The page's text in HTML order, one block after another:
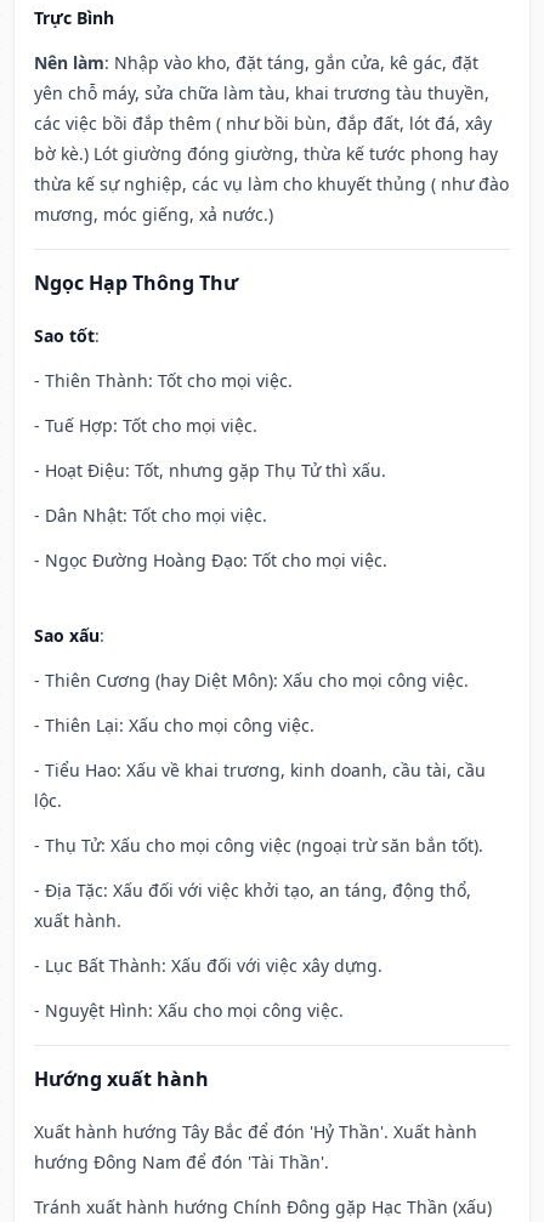
Trực Bình
Nên làm: Nhập vào kho, đặt táng, gắn cửa, kê gác, đặt
yên chỗ máy, sửa chữa làm tàu, khai trương tàu thuyền,
các việc bồi đắp thêm ( như bồi bùn, đắp đất, lót đá, xây
bờ kè.) Lót giường đóng giường, thừa kế tước phong hay
thừa kế sự nghiệp, các vụ làm cho khuyết thủng ( như đào
mương, móc giếng, xả nước.)
Ngọc Hạp Thông Thư
Sao tốt:
- Thiên Thành: Tốt cho mọi việc.
- Tuế Hợp: Tốt cho mọi việc.
- Hoạt Điệu: Tốt, nhưng gặp Thụ Tử thì xấu.
- Dân Nhật: Tốt cho mọi việc.
- Ngọc Đường Hoàng Đạo: Tốt cho mọi việc.
Sao xấu:
- Thiên Cương (hay Diệt Môn): Xấu cho mọi công việc.
- Thiên Lại: Xấu cho mọi công việc.
- Tiểu Hao: Xấu về khai trương, kinh doanh, cầu tài, cầu
lộc.
- Thụ Tử: Xấu cho mọi công việc (ngoại trừ săn bắn tốt).
- Địa Tặc: Xấu đối với việc khởi tạo, an táng, động thổ,
xuất hành.
- Lục Bất Thành: Xấu đối với việc xây dựng.
- Nguyệt Hình: Xấu cho mọi công việc.
Hướng xuất hành
Xuất hành hướng Tây Bắc để đón 'Hỷ Thần'. Xuất hành
hướng Đông Nam để đón 'Tài Thần'.
Tránh xuất hành hướng Chính Đông gặp Hạc Thần (xấu)